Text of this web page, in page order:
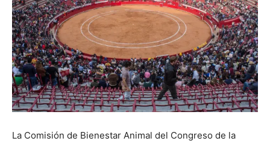
La Comisión de Bienestar Animal del Congreso de la